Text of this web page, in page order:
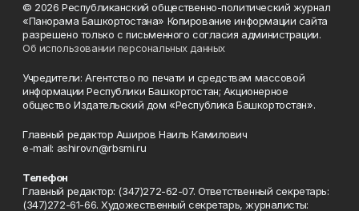
© 2026 Республиканский общественно-политический журнал
«Панорама Башкортостана» Копирование информации сайта
разрешено только с письменного согласия администрации.
Об использовании персональных данных
Учредители: Агентство по печати и средствам массовой
информации Республики Башкортостан; Акционерное
общество Издательский дом «Республика Башкортостан».
Главный редактор Аширов Наиль Камилович
e-mail: ashirov.n@rbsmi.ru
Телефон
Главный редактор: (347)272-62-07. Ответственный секретарь:
(347)272-61-66. Художественный секретарь, журналисты: